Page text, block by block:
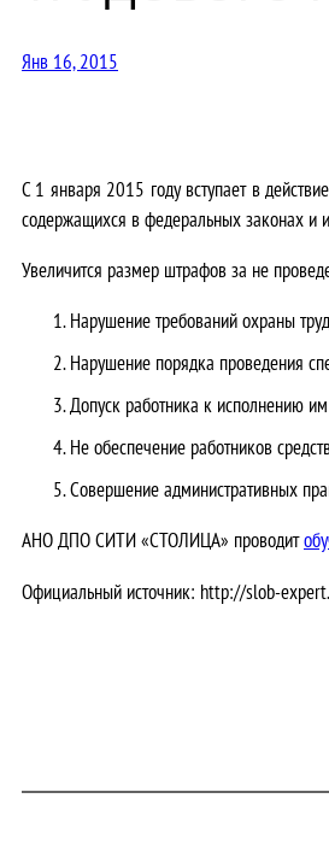
Янв 16, 2015
С 1 января 2015 году вступает в
содержащихся в федеральных законах и
Увеличится размер штрафов за не
Нарушение требований охраны
Нарушение порядка проведения
Допуск работника к исполнению
Не обеспечение работников
Совершение административных
АНО ДПО СИТИ «СТОЛИЦА» проводит
Официальный источник: http://slob-